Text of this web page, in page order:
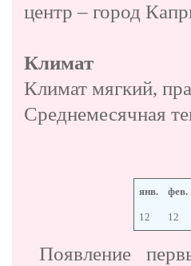
центр – город
Климат
Климат мягкий,
Среднемесячная
янв. фев.
12 12
Появление